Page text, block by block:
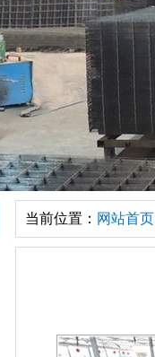
当前位置： 网站首页